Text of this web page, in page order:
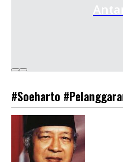
#Soeharto